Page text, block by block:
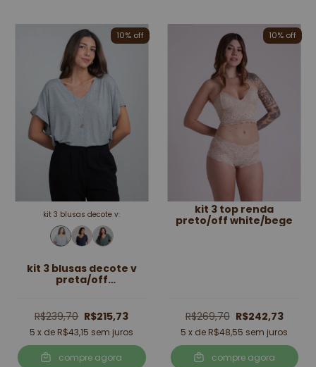
10% off
kit 3 blusas decote v:
kit 3 blusas decote v
preta/off
R$239,70 R$215,73
5 x de R$43,15 sem juros
compre agora
10% off
kit 3 top renda
preto/off white/bege
R$269,70 R$242,73
5 x de R$48,55 sem juros
compre agora